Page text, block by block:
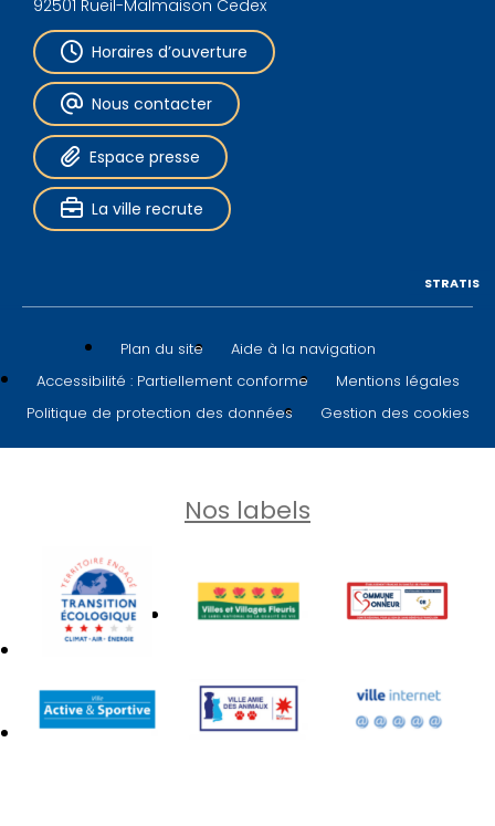
92501 Rueil-Malmaison Cedex
Horaires d’ouverture
Nous contacter
Espace presse
La ville recrute
Plan du site
Aide à la navigation
Accessibilité : Partiellement conforme
Mentions légales
Politique de protection des données
Gestion des cookies
STRATIS
Nos labels